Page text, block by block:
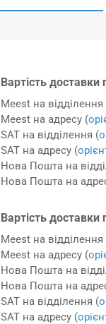
Вартість доставки
Meest на відділення
Meest на адресу (
SAT на відділення (
SAT на адресу (
Нова Пошта на
Нова Пошта на
Вартість доставки
Meest на відділення
Meest на адресу (
Нова Пошта на
Нова Пошта на
SAT на відділення (
SAT на адресу (